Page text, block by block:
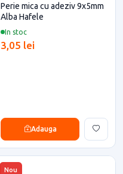
In stoc
Perie mica cu adeziv 9x5mm
Alba Hafele
3,05 lei
Adauga
Nou